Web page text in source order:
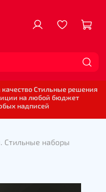
Стильные решения
на любой бюджет
надписей
Стильные наборы